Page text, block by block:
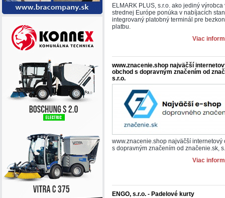
ELMARK PLUS, s.r.o. ako jediný výrobca
strednej Európe ponúka v nabíjacích
integrovaný platobný terminál pre
platbu.
Viac
www.znacenie.shop najväčší
obchod s dopravným značením od
s.r.o.
www.znacenie.shop najväčší internetový
s dopravným značením od značenie.sk,
Viac
ENGO, s.r.o. - Padelové kurty